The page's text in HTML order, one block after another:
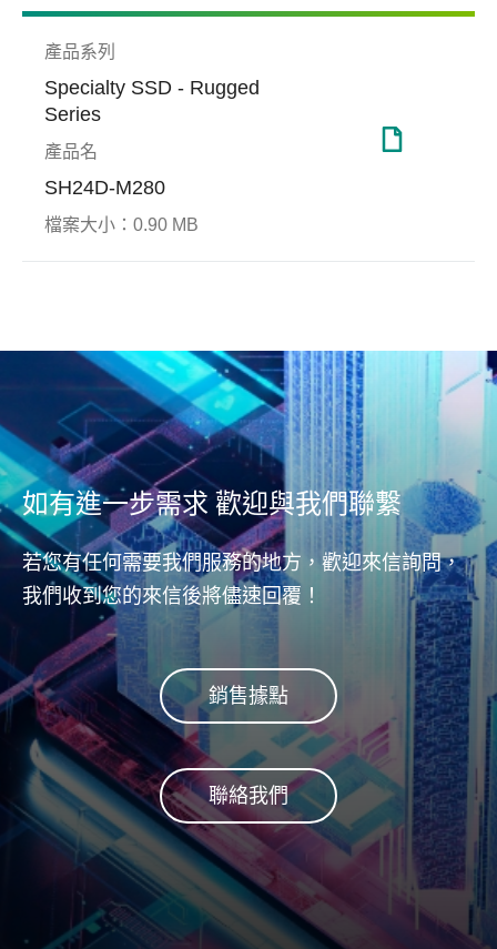
產品系列
Specialty SSD - Rugged
Series
產品名
SH24D-M280
檔案大小： 0.90 MB
DataRAID™
由於NAND快閃記憶體製程的
的保護，如何確保客戶資料的
完整性及可靠性技術也就愈發
重要，而宇瞻的Apacer
DataRAID™就是其中之一。
NAND快閃記憶體由很多資料
區塊組成。 Apacer的固態硬碟
採用RAID方法，將多個區塊與
一奇偶校驗區塊組合在一起。
當資料區塊出現無法修正的錯
誤時，Apacer的固態硬碟控制
器可利用這些奇偶校驗區塊來
恢復原先數據，以確保資料的
完整性。
錯誤
從控
或
能完
靠度、極端環境和加值應用層
面著手，開創產品獨特價值。
如有進一步需求 歡迎與我們聯繫
若您有任何需要我們服務的地方，歡迎來信詢問，
我們收到您的來信後將儘速回覆！
銷售據點
聯絡我們